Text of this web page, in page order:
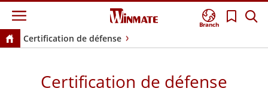
Branch
Certification de défense
Certification de défense